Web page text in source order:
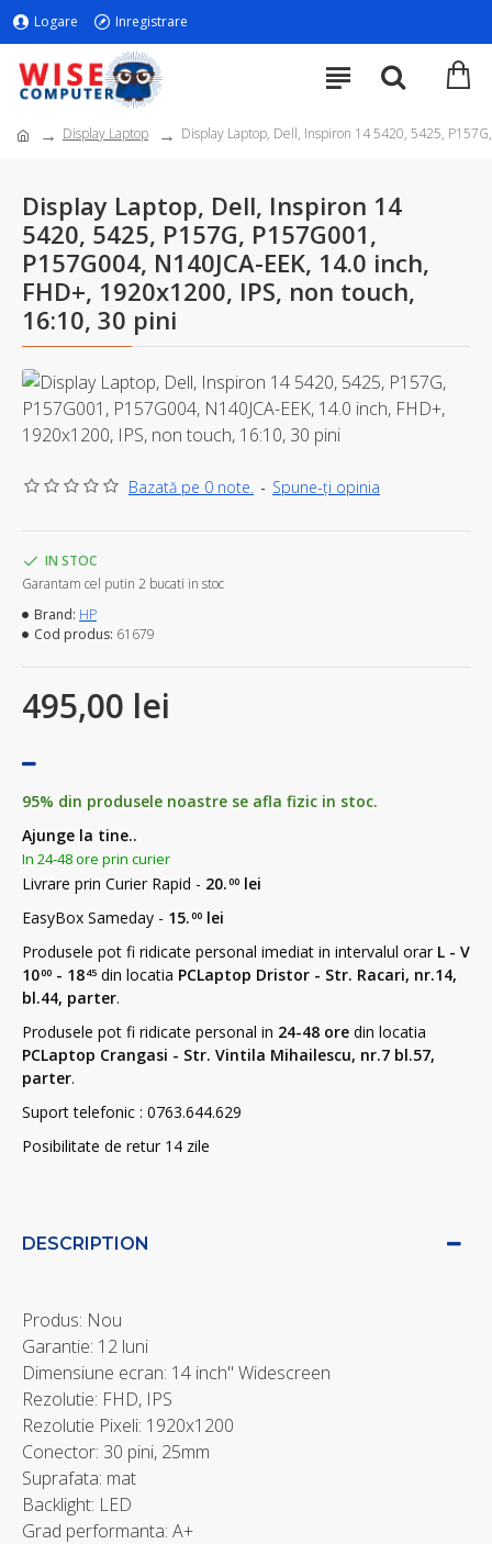
Logare Inregistrare
Display Laptop Display Laptop, Dell, Inspiron 14 5420, 5425,
Display Laptop, Dell, Inspiron 14
5420, 5425, P157G, P157G001,
P157G004, N140JCA-EEK, 14.0 inch,
FHD+, 1920x1200, IPS, non touch,
16:10, 30 pini
Bazată pe 0 note. - Spune-ţi opinia
495,00 lei
IN STOC
Garantam cel putin 2 bucati in stoc
Brand: HP
Cod produs: 61679
95% din produsele noastre se afla fizic in stoc.
Ajunge la tine..
In 24-48 ore prin curier
Livrare prin Curier Rapid - 20.00lei
EasyBox Sameday - 15.00lei
Produsele pot fi ridicate personal imediat in intervalul orar L - V
1000- 1845din locatia PCLaptop Dristor - Str. Racari, nr.14,
bl.44, parter.
Produsele pot fi ridicate personal in 24-48 ore din locatia
PCLaptop Crangasi - Str. Vintila Mihailescu, nr.7 bl.57,
parter.
Suport telefonic : 0763.644.629
Posibilitate de retur 14 zile
DESCRIPTION
Produs: Nou
Garantie: 12 luni
Dimensiune ecran: 14 inch" Widescreen
Rezolutie: FHD, IPS
Rezolutie Pixeli: 1920x1200
Conector: 30 pini, 25mm
Suprafata: mat
Backlight: LED
Grad performanta: A+